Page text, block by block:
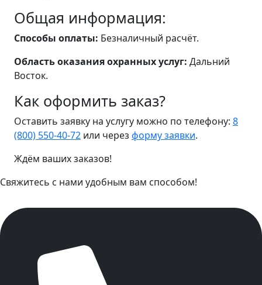
Общая информация:
Способы оплаты: Безналичный расчёт.
Область оказания охранных услуг: Дальний
Восток.
Как оформить заказ?
Оставить заявку на услугу можно по телефону: 8
(800) 550-40-72 или через форму заявки.
Ждём ваших заказов!
Свяжитесь с нами удобным вам способом!